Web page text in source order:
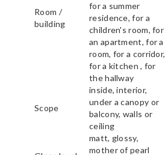
Room /
building
for a summer
residence, for a
children's room, for
an apartment, for a
room, for a corridor,
for a kitchen , for
the hallway
Scope
inside, interior,
under a canopy or
balcony, walls or
ceiling
matt, glossy,
mother of pearl